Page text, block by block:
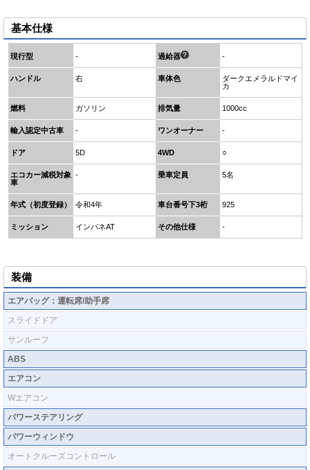
基本仕様
現行型 - 過給器 -
ハンドル 右 車体色
ダークエメラルドマイ
カ
燃料 ガソリン 排気量 1000cc
輸入認定中古車 - ワンオーナー -
ドア 5D 4WD ○
エコカー減税対象
車
- 乗車定員 5名
年式（初度登録） 令和4年 車台番号下3桁 925
ミッション インパネAT その他仕様 -
装備
エアバッグ：運転席/助手席
スライドドア
サンルーフ
ABS
エアコン
Wエアコン
パワーステアリング
パワーウィンドウ
オートクルーズコントロール